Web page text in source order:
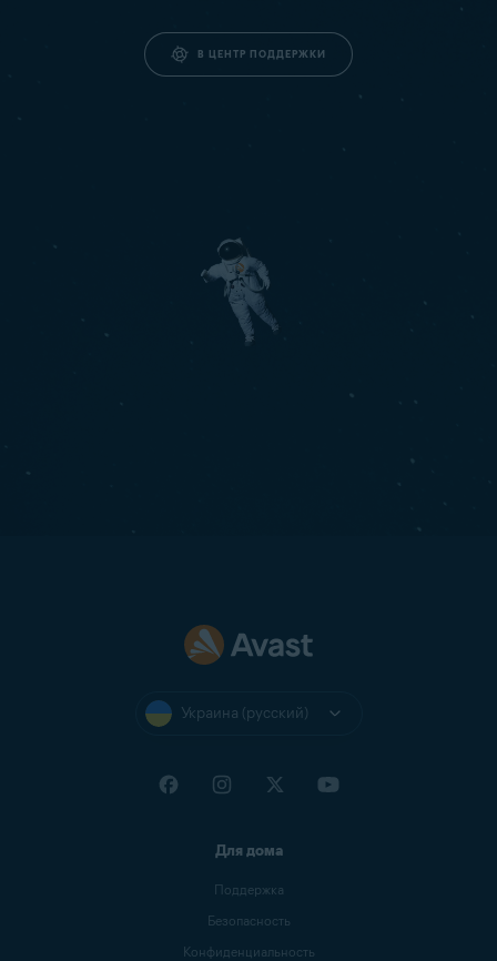
В ЦЕНТР ПОДДЕРЖКИ
Украина (русский)
Для дома
Поддержка
Безопасность
Конфиденциальность